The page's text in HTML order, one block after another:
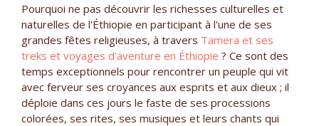
Pourquoi ne pas découvrir les richesses culturelles et
naturelles de l'Éthiopie en participant à l'une de ses
grandes fêtes religieuses, à travers Tamera et ses
treks et voyages d'aventure en Éthiopie ? Ce sont des
temps exceptionnels pour rencontrer un peuple qui vit
avec ferveur ses croyances aux esprits et aux dieux ; il
déploie dans ces jours le faste de ses processions
colorées, ses rites, ses musiques et leurs chants qui